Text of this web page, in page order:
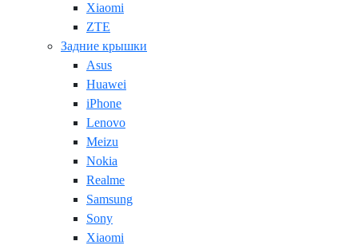
Xiaomi
ZTE
Задние крышки
Asus
Huawei
iPhone
Lenovo
Meizu
Nokia
Realme
Samsung
Sony
Xiaomi